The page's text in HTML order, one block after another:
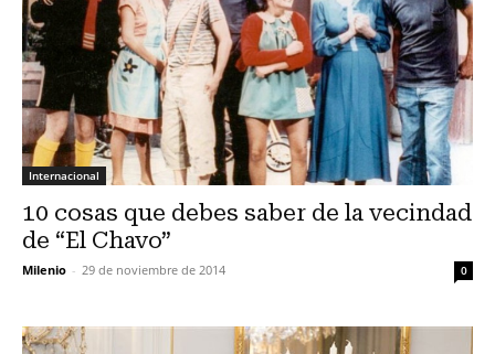
Internacional
10 cosas que debes saber de la vecindad
de “El Chavo”
Milenio - 29 de noviembre de 2014 0